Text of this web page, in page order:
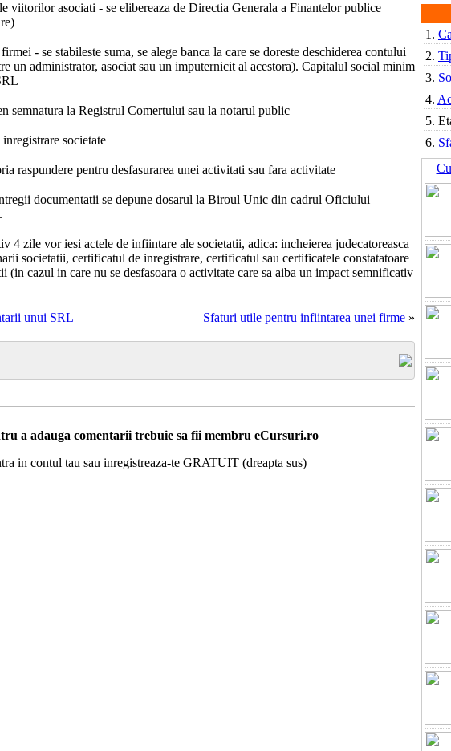
viitorilor asociati - se elibereaza de Directia Generala a Finantelor publice
- se stabileste suma, se alege banca la care se doreste deschiderea contului
un administrator, asociat sau un imputernicit al acestora). Capitalul social minim
semnatura la Registrul Comertului sau la notarul public
inregistrare societate
raspundere pentru desfasurarea unei activitati sau fara activitate
documentatii se depune dosarul la Biroul Unic din cadrul Oficiului
4 zile vor iesi actele de infiintare ale societatii, adica: incheierea judecatoreasca
societatii, certificatul de inregistrare, certificatul sau certificatele constatatoare
(in cazul in care nu se desfasoara o activitate care sa aiba un impact semnificativ
unui SRL Sfaturi utile pentru infiintarea unei firme »
a adauga comentarii trebuie sa fii membru eCursuri.ro
in contul tau sau inregistreaza-te GRATUIT (dreapta sus)
1.
2.
3.
4.
5.
6.